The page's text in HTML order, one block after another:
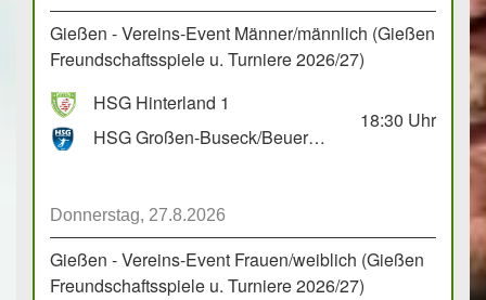
Gießen - Vereins-Event Männer/männlich (Gießen
Freundschaftsspiele u. Turniere 2026/27)
HSG Hinterland 1
HSG Großen-Buseck/Beuern 1
18:30 Uhr
Donnerstag, 27.8.2026
Gießen - Vereins-Event Frauen/weiblich (Gießen
Freundschaftsspiele u. Turniere 2026/27)